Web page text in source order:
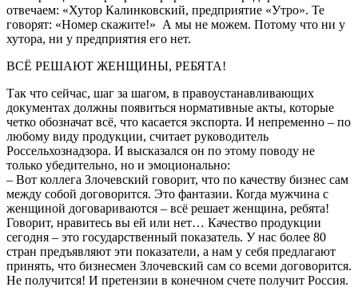
отвечаем: «Хутор Калинковский, предприятие «Утро». Те
говорят: «Номер скажите!» А мы не можем. Потому что ни у
хутора, ни у предприятия его нет.
ВСЁ РЕШАЮТ ЖЕНЩИНЫ, РЕБЯТА!
Так что сейчас, шаг за шагом, в правоустанавливающих
документах должны появиться нормативные акты, которые
четко обозначат всё, что касается экспорта. И непременно – по
любому виду продукции, считает руководитель
Россельхознадзора. И высказался он по этому поводу не
только убедительно, но и эмоционально:
– Вот коллега Злочевский говорит, что по качеству бизнес сам
между собой договорится. Это фантазии. Когда мужчина с
женщиной договариваются – всё решает женщина, ребята!
Говорит, нравитесь вы ей или нет… Качество продукции
сегодня – это государственный показатель. У нас более 80
стран предъявляют эти показатели, а нам у себя предлагают
принять, что бизнесмен Злочевский сам со всеми договорится.
Не получится! И претензии в конечном счете получит Россия.